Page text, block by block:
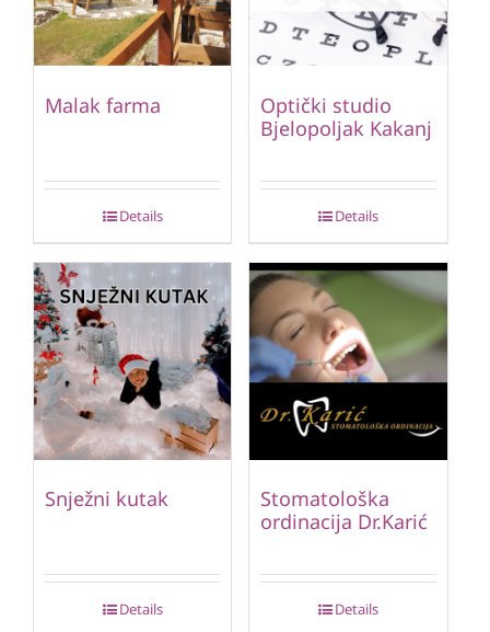
Malak farma
Details
Optički studio
Bjelopoljak Kakanj
Details
Snježni kutak
Details
Stomatološka
ordinacija Dr.Karić
Details